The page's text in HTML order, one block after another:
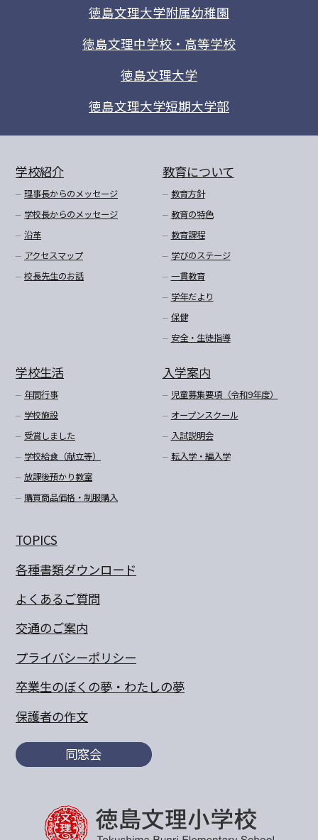
徳島文理大学附属幼稚園
徳島文理中学校・高等学校
徳島文理大学
徳島文理大学短期大学部
学校紹介
理事長からのメッセージ
学校長からのメッセージ
沿革
アクセスマップ
校長先生のお話
教育について
教育方針
教育の特色
教育課程
学びのステージ
一貫教育
学年だより
保健
安全・生徒指導
学校生活
年間行事
学校施設
受賞しました
学校給食（献立等）
放課後預かり教室
購買商品価格・制服購入
入学案内
児童募集要項（令和9年度）
オープンスクール
入試説明会
転入学・編入学
TOPICS
各種書類ダウンロード
よくあるご質問
交通のご案内
プライバシーポリシー
卒業生のぼくの夢・わたしの夢
保護者の作文
同窓会